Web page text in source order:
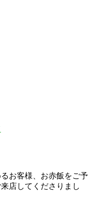
お客様、お赤飯をご予
店してくださりまし